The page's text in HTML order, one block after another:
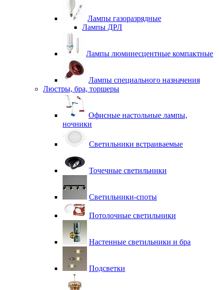
Лампы газоразрядные
Лампы ДРЛ
Лампы люминесцентные компактные
Лампы специального назначения
Люстры, бра, торшеры
Офисные настольные лампы,
ночники
Светильники встраиваемые
Точечные светильники
Светильники-споты
Потолочные светильники
Настенные светильники и бра
Подсветки